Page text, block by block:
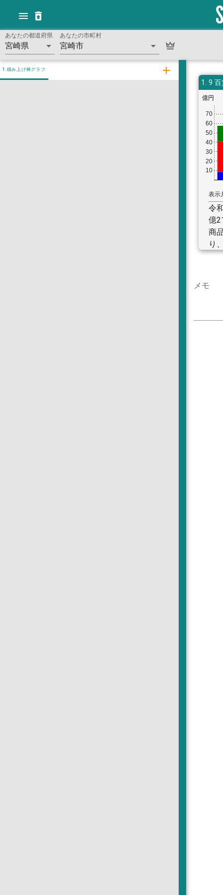
あなたの都道府県
宮崎県
あなたの市町村
宮崎市
1.積み上げ棒グラフ
1. 9 百
表示
令
億
商
り
16
億円
10
20
30
40
50
60
70
メモ